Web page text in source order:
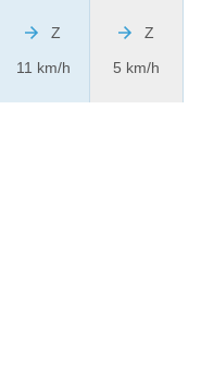
Z
11 km/h
Z
5 km/h